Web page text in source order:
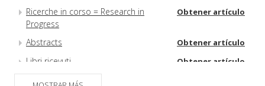
Ricerche in corso = Research in
Progress
Obtener artículo
Abstracts Obtener artículo
Libri ricevuti Obtener artículo